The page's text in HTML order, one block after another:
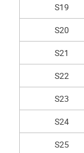
S19
S20
S21
S22
S23
S24
S25